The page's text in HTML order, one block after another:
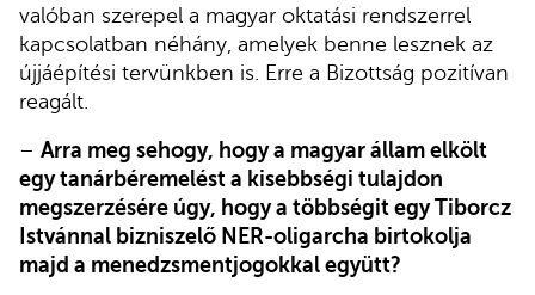
valóban szerepel a magyar oktatási rendszerrel
kapcsolatban néhány, amelyek benne lesznek az
újjáépítési tervünkben is. Erre a Bizottság pozitívan
reagált.
– Arra meg sehogy, hogy a magyar állam elkölt
egy tanárbéremelést a kisebbségi tulajdon
megszerzésére úgy, hogy a többségit egy Tiborcz
Istvánnal bizniszelő NER-oligarcha birtokolja
majd a menedzsmentjogokkal együtt?